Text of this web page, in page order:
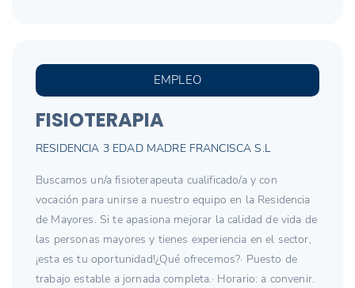
EMPLEO
FISIOTERAPIA
RESIDENCIA 3 EDAD MADRE FRANCISCA S.L
Buscamos un/a fisioterapeuta cualificado/a y con
vocación para unirse a nuestro equipo en la Residencia
de Mayores. Si te apasiona mejorar la calidad de vida de
las personas mayores y tienes experiencia en el sector,
¡esta es tu oportunidad!¿Qué ofrecemos?· Puesto de
trabajo estable a jornada completa.· Horario: a convenir.